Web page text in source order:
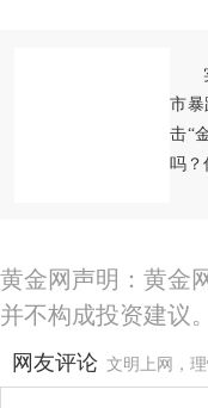
市暴
击“
吗？
黄金网声明：黄金
并不构成投资建议
网友评论 文明上网，